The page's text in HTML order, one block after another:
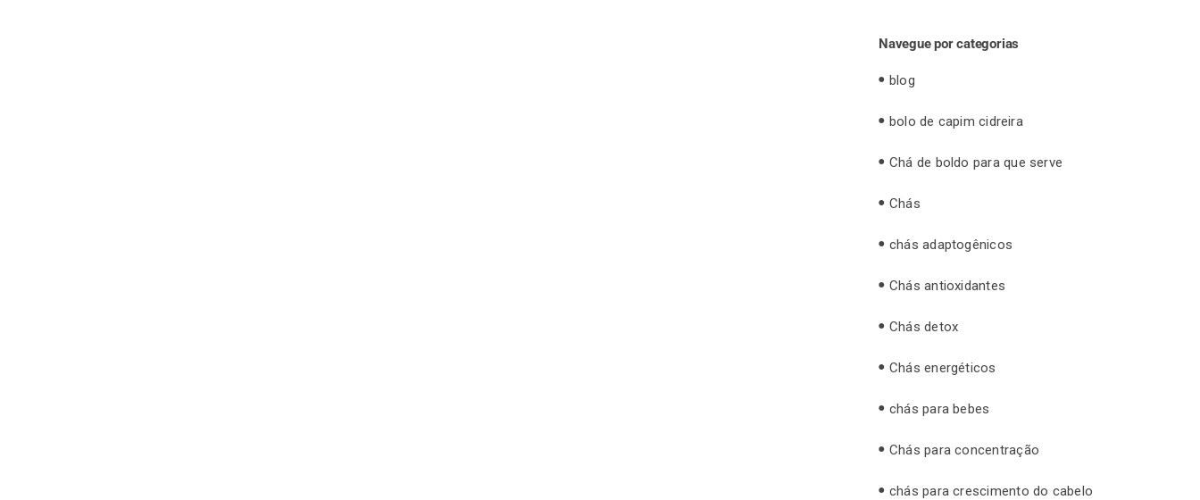
Navegue por categorias
blog
bolo de capim cidreira
Chá de boldo para que serve
Chás
chás adaptogênicos
Chás antioxidantes
Chás detox
Chás energéticos
chás para bebes
Chás para concentração
chás para crescimento do cabelo